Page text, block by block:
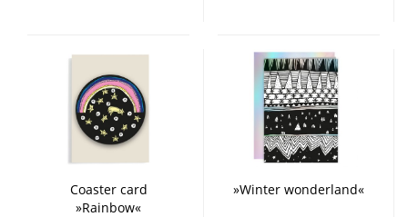
Coaster card
»Rainbow«
»Winter wonderland«